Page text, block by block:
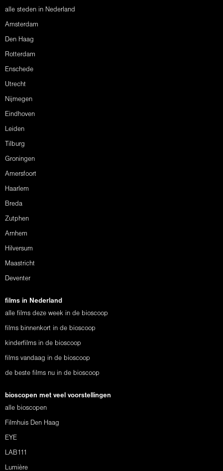
alle steden in Nederland
Amsterdam
Den Haag
Rotterdam
Enschede
Utrecht
Nijmegen
Eindhoven
Leiden
Tilburg
Groningen
Amersfoort
Haarlem
Breda
Zutphen
Arnhem
Hilversum
Maastricht
Deventer
films in Nederland
alle films deze week in de bioscoop
films binnenkort in de bioscoop
kinderfilms in de bioscoop
films vandaag in de bioscoop
de beste films nu in de bioscoop
bioscopen met veel voorstellingen
alle bioscopen
Filmhuis Den Haag
EYE
LAB111
Lumière